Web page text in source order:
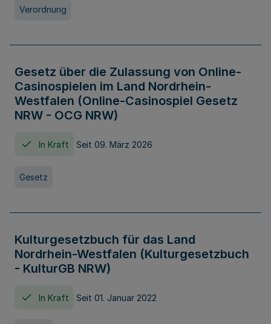
Verordnung
Gesetz über die Zulassung von Online-
Casinospielen im Land Nordrhein-
Westfalen (Online-Casinospiel Gesetz
NRW - OCG NRW)
In Kraft Seit 09. März 2026
Gesetz
Kulturgesetzbuch für das Land
Nordrhein-Westfalen (Kulturgesetzbuch
- KulturGB NRW)
In Kraft Seit 01. Januar 2022